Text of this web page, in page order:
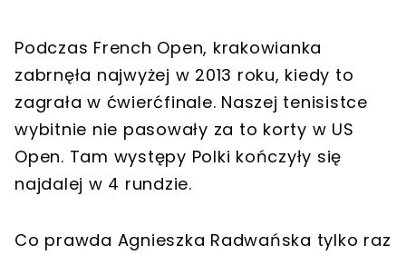
Podczas French Open, krakowianka
zabrnęła najwyżej w 2013 roku, kiedy to
zagrała w ćwierćfinale. Naszej tenisistce
wybitnie nie pasowały za to korty w US
Open. Tam występy Polki kończyły się
najdalej w 4 rundzie.
Co prawda Agnieszka Radwańska tylko raz